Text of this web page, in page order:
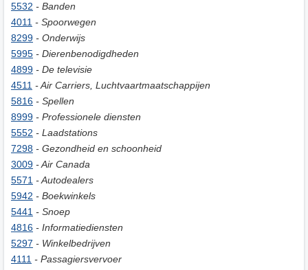
5532 - Banden
4011 - Spoorwegen
8299 - Onderwijs
5995 - Dierenbenodigdheden
4899 - De televisie
4511 - Air Carriers, Luchtvaartmaatschappijen
5816 - Spellen
8999 - Professionele diensten
5552 - Laadstations
7298 - Gezondheid en schoonheid
3009 - Air Canada
5571 - Autodealers
5942 - Boekwinkels
5441 - Snoep
4816 - Informatiediensten
5297 - Winkelbedrijven
4111 - Passagiersvervoer